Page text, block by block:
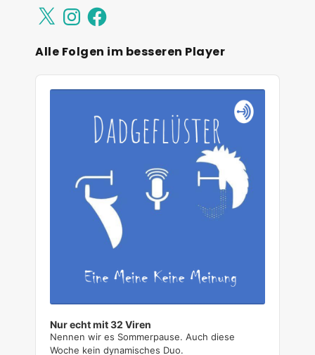
Alle Folgen im besseren Player
A
Nur echt mit 32 Viren
Nennen wir es Sommerpause. Auch diese
Woche kein dynamisches Duo.